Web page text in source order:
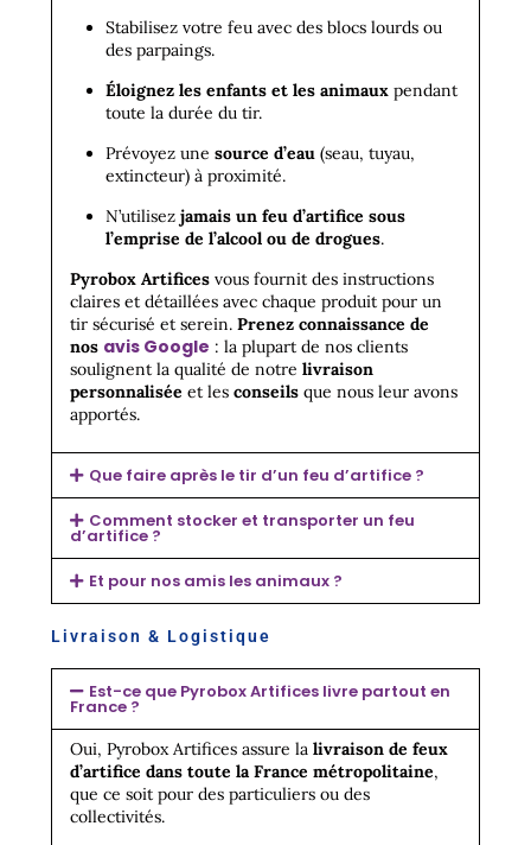
Stabilisez votre feu avec des blocs lourds ou
des parpaings.
Éloignez les enfants et les animaux pendant
toute la durée du tir.
Prévoyez une source d’eau (seau, tuyau,
extincteur) à proximité.
N’utilisez jamais un feu d’artifice sous
l’emprise de l’alcool ou de drogues.
Pyrobox Artifices vous fournit des instructions
claires et détaillées avec chaque produit pour un
tir sécurisé et serein. Prenez connaissance de
nos avis Google : la plupart de nos clients
soulignent la qualité de notre livraison
personnalisée et les conseils que nous leur avons
apportés.
Que faire après le tir d’un feu d’artifice ?
Comment stocker et transporter un feu
d’artifice ?
Et pour nos amis les animaux ?
Livraison & Logistique​
Est-ce que Pyrobox Artifices livre partout en
France ?
Oui, Pyrobox Artifices assure la livraison de feux
d’artifice dans toute la France métropolitaine,
que ce soit pour des particuliers ou des
collectivités.